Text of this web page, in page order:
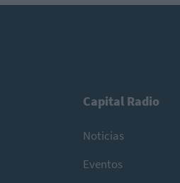
Capital Radio
Noticias
Eventos